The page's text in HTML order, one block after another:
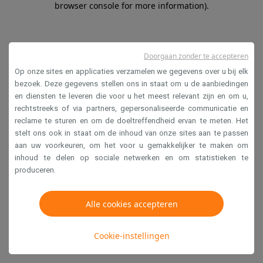
browser console for more information).
Op onze sites en applicaties verzamelen we gegevens over u bij elk
bezoek. Deze gegevens stellen ons in staat om u de aanbiedingen
en diensten te leveren die voor u het meest relevant zijn en om u,
rechtstreeks of via partners, gepersonaliseerde communicatie en
reclame te sturen en om de doeltreffendheid ervan te meten. Het
stelt ons ook in staat om de inhoud van onze sites aan te passen
aan uw voorkeuren, om het voor u gemakkelijker te maken om
inhoud te delen op sociale netwerken en om statistieken te
produceren.
Alle cookies accepteren
Cookie-instellingen
Doorgaan zonder te accepteren